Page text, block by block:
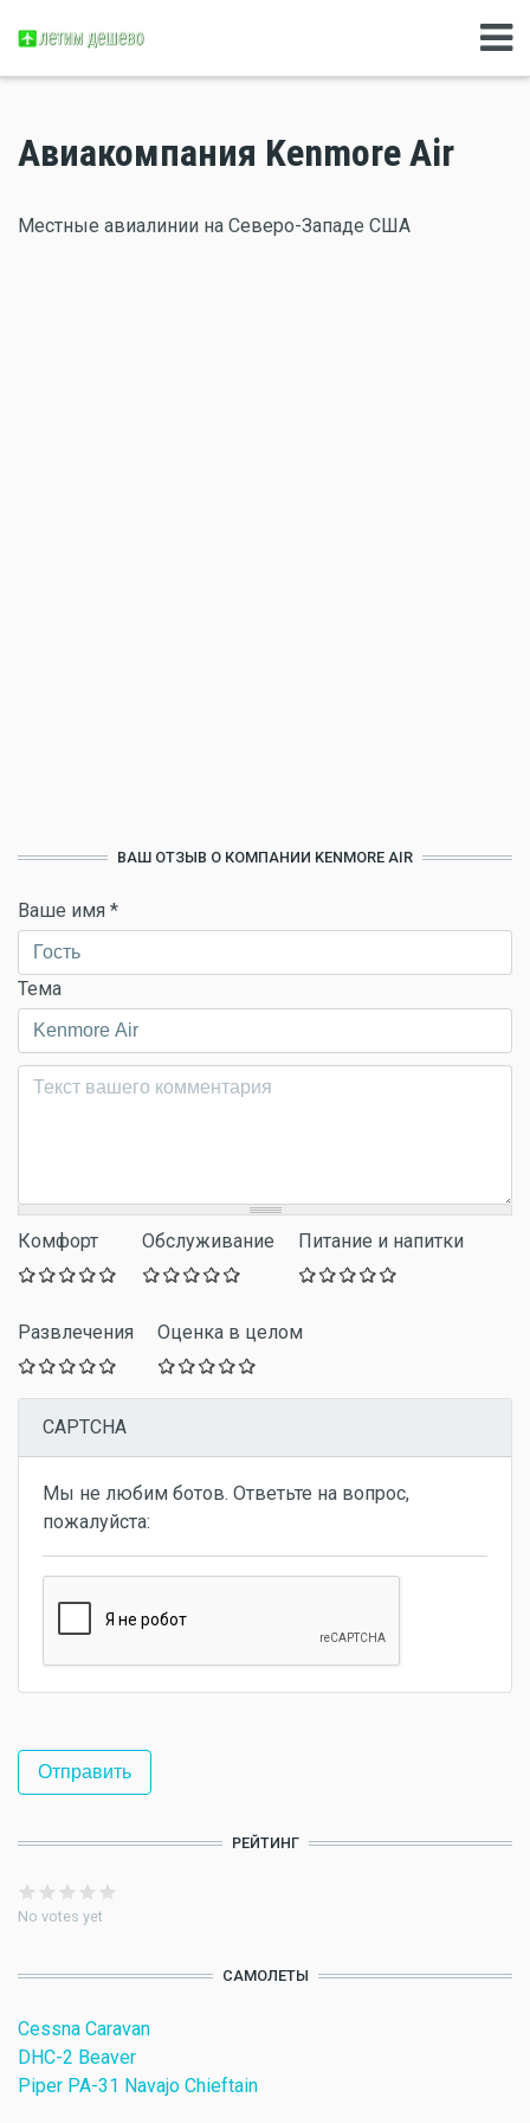
Авиакомпания Kenmore Air
Местные авиалинии на Северо-Западе США
ВАШ ОТЗЫВ О КОМПАНИИ KENMORE AIR
Ваше имя *
Тема
Комментарий*
Комфорт Обслуживание Питание и напитки
Развлечения Оценка в целом
CAPTCHA
Мы не любим ботов. Ответьте на вопрос,
пожалуйста:
РЕЙТИНГ
No votes yet
САМОЛЕТЫ
Cessna Caravan
DHC-2 Beaver
Piper PA-31 Navajo Chieftain